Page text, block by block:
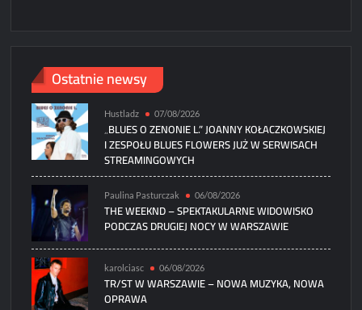
Ostatnie newsy
Hustladz 07/08/2026
„BLUES O ZENONIE L.” JOANNY KOŁACZKOWSKIEJ
I ZESPOŁU BLUES FLOWERS JUŻ W SERWISACH
STREAMINGOWYCH
Paulina Pasturczak 06/08/2026
THE WEEKND – SPEKTAKULARNE WIDOWISKO
PODCZAS DRUGIEJ NOCY W WARSZAWIE
karolciasc 06/08/2026
TR/ST W WARSZAWIE – NOWA MUZYKA, NOWA
OPRAWA